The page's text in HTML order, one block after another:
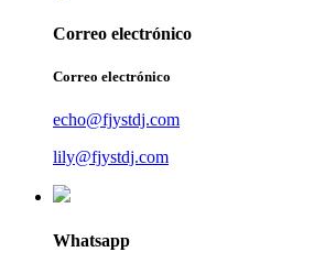
Correo electrónico
Correo electrónico
echo@fjystdj.com
lily@fjystdj.com
Whatsapp